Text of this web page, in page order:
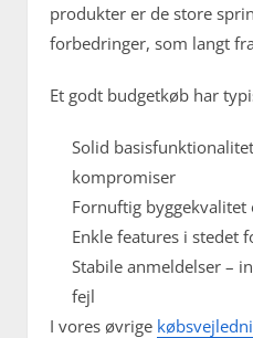
produkter er de store
forbedringer, som langt
Et godt budgetkøb har
Solid
kompromiser
Fornuftig
Enkle features i stedet
Stabile anmeldelser –
fejl
I vores øvrige